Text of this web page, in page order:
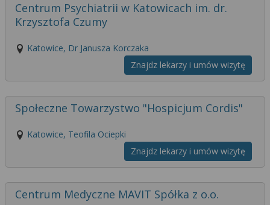
Centrum Psychiatrii w Katowicach im. dr.
Krzysztofa Czumy
Katowice, Dr Janusza Korczaka
Znajdz lekarzy i umów wizytę
Społeczne Towarzystwo "Hospicjum Cordis"
Katowice, Teofila Ociepki
Znajdz lekarzy i umów wizytę
Centrum Medyczne MAVIT Spółka z o.o.